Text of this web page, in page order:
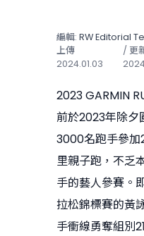
編輯: RW Editorial
上傳
2024.01.03
/ 更
2023 GARMIN
前於2023年除夕
3000名跑手參加
里親子跑，不乏
手的藝人參賽。
拉松錦標賽的黃
手衝線勇奪組別